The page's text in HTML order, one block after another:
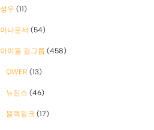
성우 (11)
아나운서 (54)
아이돌 걸그룹 (458)
QWER (13)
뉴진스 (46)
블랙핑크 (17)